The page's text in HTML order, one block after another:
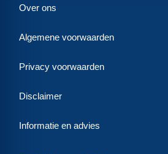
Over ons
Algemene voorwaarden
Privacy voorwaarden
Disclaimer
Informatie en advies